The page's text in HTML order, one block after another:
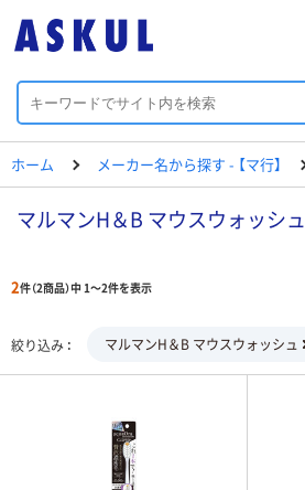
ホーム メーカー名から探す - 【マ行】
マルマンH＆B マウスウォッシュ
2件（2商品）中 1～2件を表示
絞り込み マルマンH＆B マウスウォッシュ